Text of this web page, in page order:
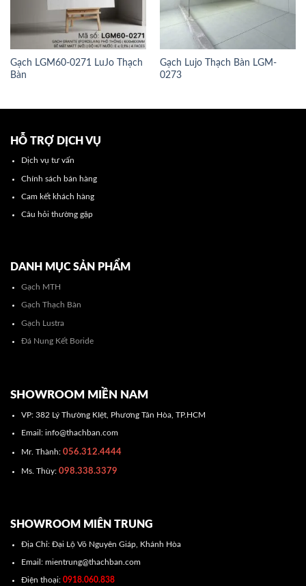
Gạch LGM60-0271 LuJo Thạch
Bàn
Gạch Lujo Thạch Bàn LGM-
0273
HỖ TRỢ DỊCH VỤ
Dịch vụ tư vấn
Chính sách bán hàng
Cam kết khách hàng
Câu hỏi thường gặp
DANH MỤC SẢN PHẨM
Gạch MTH
Gạch Thạch Bàn
Gạch Lustra
Đá Nung Kết Boride
SHOWROOM MIỀN NAM
VP: 382 Lý Thường KIệt, Phương Tân Hòa, TP.HCM
Email: info@thachban.com
Mr. Thành:056.312.4444
Ms. Thùy: 098.338.3379
SHOWROOM MIÊN TRUNG
Địa Chỉ: Đại Lộ Võ Nguyên Giáp, Khánh Hòa
Email: mientrung@thachban.com
Điện thoại: 0918.060.838